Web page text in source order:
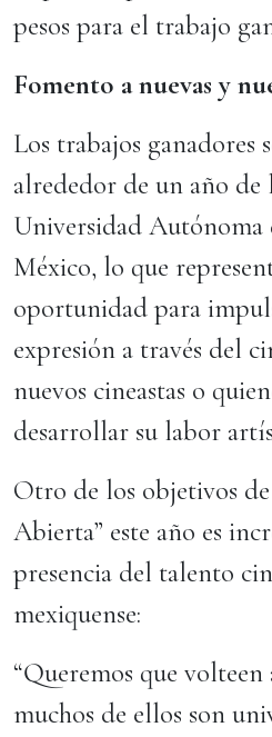
pesos para el trabajo
Fomento a nuevas y
Los trabajos ganadores
alrededor de un año de
Universidad Autónoma
México, lo que
oportunidad para
expresión a través del
nuevos cineastas o
desarrollar su labor
Otro de los objetivos
Abierta” este año es
presencia del talento
mexiquense:
“Queremos que
muchos de ellos son